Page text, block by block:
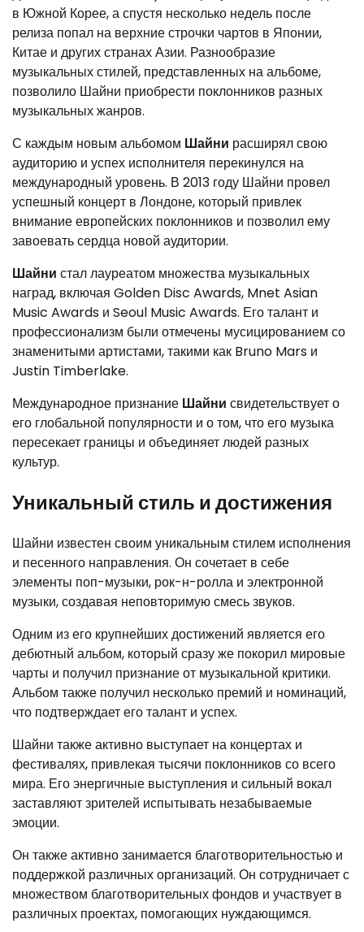
в Южной Корее, а спустя несколько недель после
релиза попал на верхние строчки чартов в Японии,
Китае и других странах Азии. Разнообразие
музыкальных стилей, представленных на альбоме,
позволило Шайни приобрести поклонников разных
музыкальных жанров.
С каждым новым альбомом Шайни расширял свою
аудиторию и успех исполнителя перекинулся на
международный уровень. В 2013 году Шайни провел
успешный концерт в Лондоне, который привлек
внимание европейских поклонников и позволил ему
завоевать сердца новой аудитории.
Шайни стал лауреатом множества музыкальных
наград, включая Golden Disc Awards, Mnet Asian
Music Awards и Seoul Music Awards. Его талант и
профессионализм были отмечены мусицированием со
знаменитыми артистами, такими как Bruno Mars и
Justin Timberlake.
Международное признание Шайни свидетельствует о
его глобальной популярности и о том, что его музыка
пересекает границы и объединяет людей разных
культур.
Уникальный стиль и достижения
Шайни известен своим уникальным стилем исполнения
и песенного направления. Он сочетает в себе
элементы поп-музыки, рок-н-ролла и электронной
музыки, создавая неповторимую смесь звуков.
Одним из его крупнейших достижений является его
дебютный альбом, который сразу же покорил мировые
чарты и получил признание от музыкальной критики.
Альбом также получил несколько премий и номинаций,
что подтверждает его талант и успех.
Шайни также активно выступает на концертах и
фестивалях, привлекая тысячи поклонников со всего
мира. Его энергичные выступления и сильный вокал
заставляют зрителей испытывать незабываемые
эмоции.
Он также активно занимается благотворительностью и
поддержкой различных организаций. Он сотрудничает с
множеством благотворительных фондов и участвует в
различных проектах, помогающих нуждающимся.